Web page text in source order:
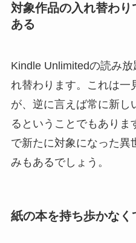
対象作品の入れ替わ
ある
Kindle Unlimitedの読み
れ替わります。これは一
が、逆に言えば常に新し
るということでもありま
で新たに対象になった異
みもあるでしょう。
紙の本を持ち歩かなく